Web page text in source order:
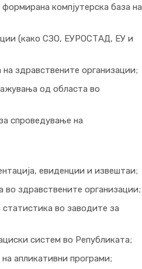
компјутерска база на
(како СЗО, ЕУРОСТАД, ЕУ и
здравствените организации;
од областа во
спроведување на
евиденции и извештаи;
здравствените организации;
во заводите за
систем во Републиката;
апликативни програми;